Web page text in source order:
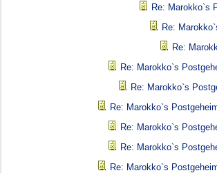
Re: Marokko`s
Re:
Re:
Re: Marokko`s
Re: Marokko`s
Re: Marokko`s
Re: Marokko`s
Re: Marokko`s
Re: Marokko`s